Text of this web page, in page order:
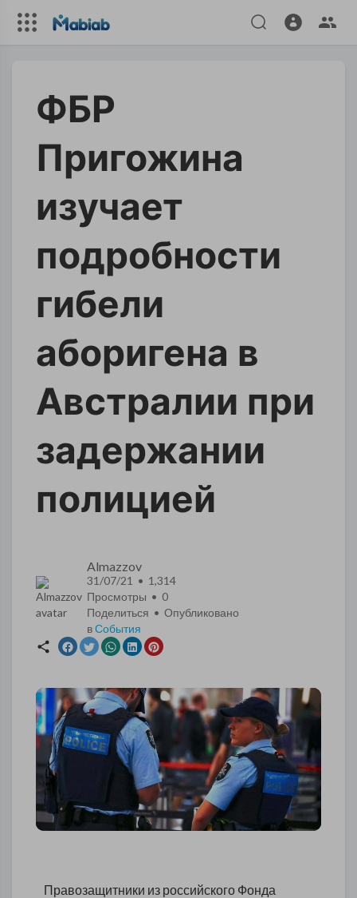
ФБР
Пригожина
изучает
подробности
гибели
аборигена в
Австралии при
задержании
полицией
Almazzov
31/07/21 • 1,314
Просмотры • 0
Поделиться • Опубликовано
вСобытия
Правозащитники из российского Фонда